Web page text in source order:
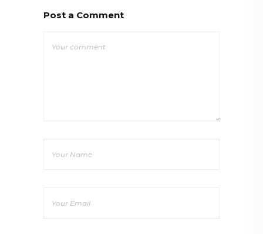
Post a Comment